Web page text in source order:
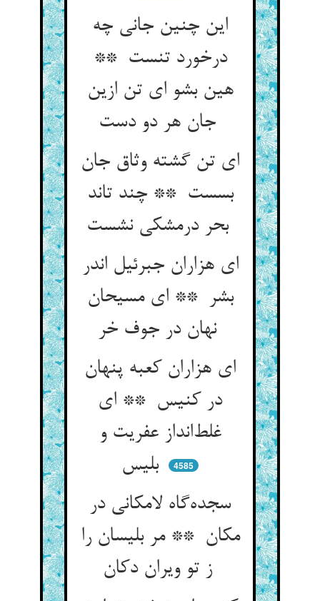
این چنین جانی چه
درخورد تنست **
هین بشو ای تن ازین
ای تن گشته وثاق جان
بسست ** چند تاند
بحر درمشکی نشست
ای هزاران جبرئیل اندر
بشر ** ای مسیحان
نهان در جوف خر
ای هزاران کعبه پنهان
در کنیس ** ای
غلط‌انداز عفریت و
بلیس
4585
سجده‌گاه لامکانی در
مکان ** مر بلیسان را
ز تو ویران دکان